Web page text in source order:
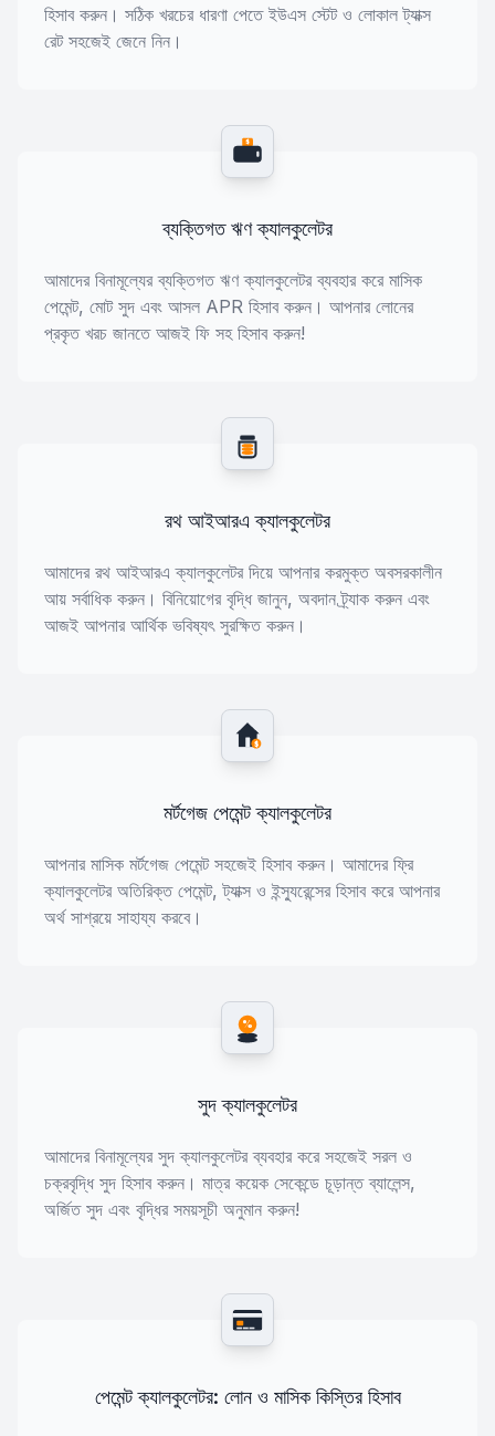
হিসাব করুন। সঠিক খরচের ধারণা পেতে ইউএস স্টেট ও লোকাল ট্যাক্স
রেট সহজেই জেনে নিন।
$
ব্যক্তিগত ঋণ ক্যালকুলেটর
আমাদের বিনামূল্যের ব্যক্তিগত ঋণ ক্যালকুলেটর ব্যবহার করে মাসিক
পেমেন্ট, মোট সুদ এবং আসল APR হিসাব করুন। আপনার লোনের
প্রকৃত খরচ জানতে আজই ফি সহ হিসাব করুন!
রথ আইআরএ ক্যালকুলেটর
আমাদের রথ আইআরএ ক্যালকুলেটর দিয়ে আপনার করমুক্ত অবসরকালীন
আয় সর্বাধিক করুন। বিনিয়োগের বৃদ্ধি জানুন, অবদান ট্র্যাক করুন এবং
আজই আপনার আর্থিক ভবিষ্যৎ সুরক্ষিত করুন।
$
মর্টগেজ পেমেন্ট ক্যালকুলেটর
আপনার মাসিক মর্টগেজ পেমেন্ট সহজেই হিসাব করুন। আমাদের ফ্রি
ক্যালকুলেটর অতিরিক্ত পেমেন্ট, ট্যাক্স ও ইন্স্যুরেন্সের হিসাব করে আপনার
অর্থ সাশ্রয়ে সাহায্য করবে।
%
সুদ ক্যালকুলেটর
আমাদের বিনামূল্যের সুদ ক্যালকুলেটর ব্যবহার করে সহজেই সরল ও
চক্রবৃদ্ধি সুদ হিসাব করুন। মাত্র কয়েক সেকেন্ডে চূড়ান্ত ব্যালেন্স,
অর্জিত সুদ এবং বৃদ্ধির সময়সূচী অনুমান করুন!
পেমেন্ট ক্যালকুলেটর: লোন ও মাসিক কিস্তির হিসাব